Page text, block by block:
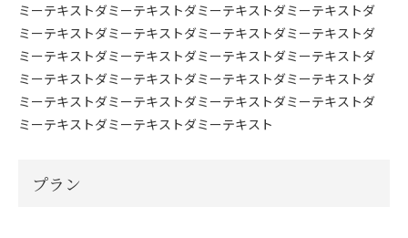
ミーテキストダミーテキストダミーテキストダミーテキストダ
ミーテキストダミーテキストダミーテキストダミーテキストダ
ミーテキストダミーテキストダミーテキストダミーテキストダ
ミーテキストダミーテキストダミーテキストダミーテキストダ
ミーテキストダミーテキストダミーテキストダミーテキストダ
ミーテキストダミーテキストダミーテキスト
プラン